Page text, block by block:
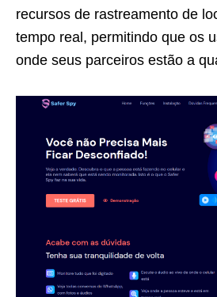
recursos de rastreamento de
tempo real, permitindo que os
onde seus parceiros estão a